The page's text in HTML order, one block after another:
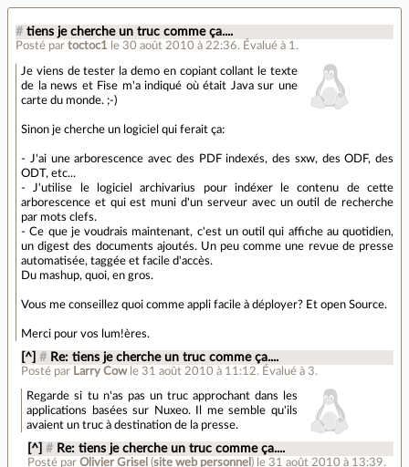
# tiens je cherche un truc comme ça....
Posté par toctoc1 le 30 août 2010 à 22:36. Évalué à 1 .
Je viens de tester la demo en copiant collant le texte
de la news et Fise m'a indiqué où était Java sur une
carte du monde. ;-)
Sinon je cherche un logiciel qui ferait ça:
- J'ai une arborescence avec des PDF indexés, des sxw, des ODF, des
ODT, etc...
- J'utilise le logiciel archivarius pour indéxer le contenu de cette
arborescence et qui est muni d'un serveur avec un outil de recherche
par mots clefs.
- Ce que je voudrais maintenant, c'est un outil qui affiche au quotidien,
un digest des documents ajoutés. Un peu comme une revue de presse
automatisée, taggée et facile d'accès.
Du mashup, quoi, en gros.
Vous me conseillez quoi comme appli facile à déployer? Et open Source.
Merci pour vos lum!ères.
[^] # Re: tiens je cherche un truc comme ça....
Posté par Larry Cow le 31 août 2010 à 11:12. Évalué à 3.
Regarde si tu n'as pas un truc approchant dans les
applications basées sur Nuxeo. Il me semble qu'ils
avaient un truc à destination de la presse.
[^] # Re: tiens je cherche un truc comme ça....
Posté par Olivier Grisel (site web personnel ) le 31 août 2010 à 13:39.